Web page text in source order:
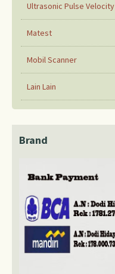
Ultrasonic Pulse Velocity
Matest
Mobil Scanner
Lain Lain
Brand